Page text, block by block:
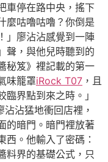
車停在路中央，搖下
麼咕嚕咕嚕？你倒是
」廖沾沾感覺到一陣
聲，與他兒時聽到的
秘笈》裡記載的第一
味籠罩iRock T07 ，且
界點到來之時。」
沾猛地衝回店裡，
的暗門。暗門裡放著
。他輸入了密碼：
料界的基礎公式，只